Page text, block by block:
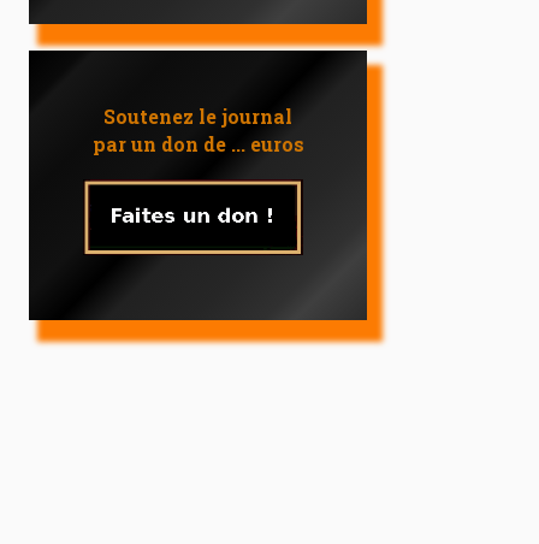
Soutenez le journal
par un don de ... euros